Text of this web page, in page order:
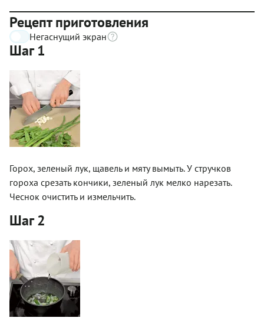
Рецепт приготовления
Негаснущий экран
Шаг 1
Горох, зеленый лук, щавель и мяту вымыть. У стручков
гороха срезать кончики, зеленый лук мелко нарезать.
Чеснок очистить и измельчить.
Шаг 2